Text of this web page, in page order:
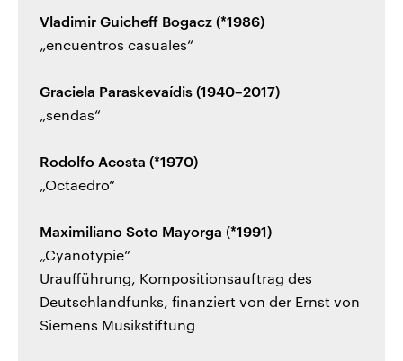
Vladimir Guicheff Bogacz (*1986)
„encuentros casuales“
Graciela Paraskevaídis (1940–2017)
„sendas“
Rodolfo Acosta (*1970)
„Octaedro“
Maximiliano Soto Mayorga (*1991)
„Cyanotypie“
Uraufführung, Kompositionsauftrag des
Deutschlandfunks, finanziert von der Ernst von
Siemens Musikstiftung